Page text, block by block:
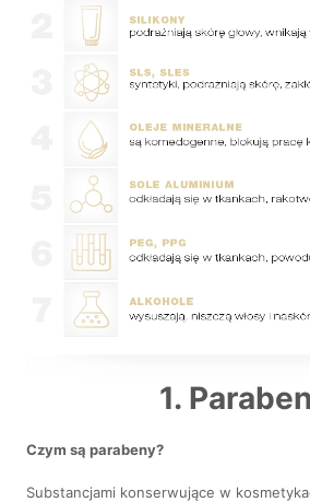
1.
Czym są parabeny?
Substancjami konserwujące w